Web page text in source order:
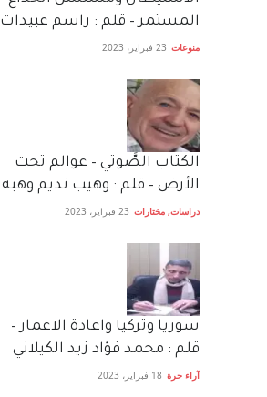
المستمر – قلم : راسم عبيدات
منوعات 23 فبراير، 2023
الكتاب الصَّوتي – عوالم تحت
الأرض – قلم : وهيب نديم وهبه
دراسات, مختارات 23 فبراير، 2023
سوريا وتركيا واعادة الاعمار –
قلم : محمد فؤاد زيد الكيلاني
آراء حرة 18 فبراير، 2023